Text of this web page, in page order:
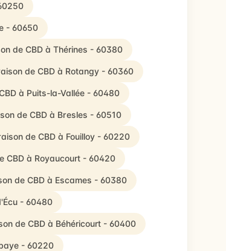
- 60650
de CBD à Thérines - 60380
de CBD à Rotangy - 60360
à Puits-la-Vallée - 60480
de CBD à Bresles - 60510
de CBD à Fouilloy - 60220
CBD à Royaucourt - 60420
de CBD à Escames - 60380
- 60480
de CBD à Béhéricourt - 60400
- 60220